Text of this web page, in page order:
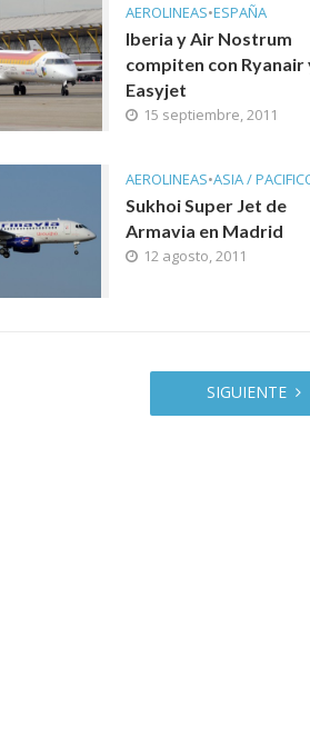
AEROLINEAS•ESPAÑA
Iberia y Air Nostrum
compiten con Ryanair
Easyjet
15 septiembre, 2011
AEROLINEAS•ASIA /
Sukhoi Super Jet de
Armavia en Madrid
12 agosto, 2011
SIGUIENTE